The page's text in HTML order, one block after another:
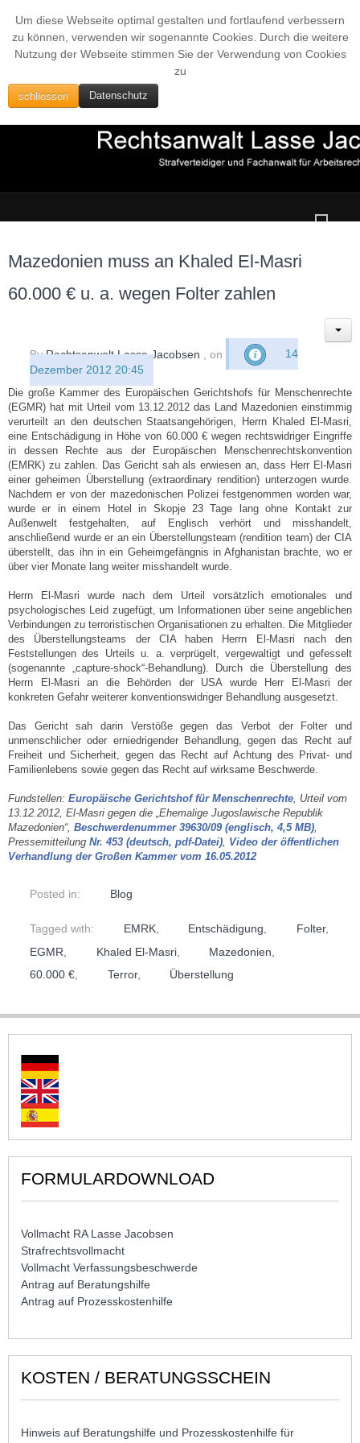
Um diese Webseite optimal gestalten und fortlaufend verbessern
zu können, verwenden wir sogenannte Cookies. Durch die weitere
Nutzung der Webseite stimmen Sie der Verwendung von Cookies
zu
schliessen Datenschutz
Mazedonien muss an Khaled El-Masri
60.000 € u. a. wegen Folter zahlen
ByRechtsanwalt Lasse Jacobsen , on
14
Dezember 2012 20:45
Die große Kammer des Europäischen Gerichtshofs für Menschenrechte
(EGMR) hat mit Urteil vom 13.12.2012 das Land Mazedonien einstimmig
verurteilt an den deutschen Staatsangehörigen, Herrn Khaled El-Masri,
eine Entschädigung in Höhe von 60.000 € wegen rechtswidriger Eingriffe
in dessen Rechte aus der Europäischen Menschenrechtskonvention
(EMRK) zu zahlen. Das Gericht sah als erwiesen an, dass Herr El-Masri
einer geheimen Überstellung (extraordinary rendition) unterzogen wurde.
Nachdem er von der mazedonischen Polizei festgenommen worden war,
wurde er in einem Hotel in Skopje 23 Tage lang ohne Kontakt zur
Außenwelt festgehalten, auf Englisch verhört und misshandelt,
anschließend wurde er an ein Überstellungsteam (rendition team) der CIA
überstellt, das ihn in ein Geheimgefängnis in Afghanistan brachte, wo er
über vier Monate lang weiter misshandelt wurde.
Herrn El-Masri wurde nach dem Urteil vorsätzlich emotionales und
psychologisches Leid zugefügt, um Informationen über seine angeblichen
Verbindungen zu terroristischen Organisationen zu erhalten. Die Mitglieder
des Überstellungsteams der CIA haben Herrn El-Masri nach den
Feststellungen des Urteils u. a. verprügelt, vergewaltigt und gefesselt
(sogenannte „capture-shock“-Behandlung). Durch die Überstellung des
Herrn El-Masri an die Behörden der USA wurde Herr El-Masri der
konkreten Gefahr weiterer konventionswidriger Behandlung ausgesetzt.
Das Gericht sah darin Verstöße gegen das Verbot der Folter und
unmenschlicher oder erniedrigender Behandlung, gegen das Recht auf
Freiheit und Sicherheit, gegen das Recht auf Achtung des Privat- und
Familienlebens sowie gegen das Recht auf wirksame Beschwerde.
Fundstellen: Europäische Gerichtshof für Menschenrechte , Urteil vom
13.12.2012, El-Masri gegen die „Ehemalige Jugoslawische Republik
Mazedonien“, Beschwerdenummer 39630/09 (englisch, 4,5 MB)
Pressemitteilung Nr. 453 (deutsch, pdf-Datei) Video der öffentlichen
Verhandlung der Großen Kammer vom 16.05.2012
Posted in: Blog
Tagged with: EMRK, Entschädigung, Folter,
EGMR
Khaled El-Masri, Mazedonien
60.000 €
Terror, Überstellung
FORMULARDOWNLOAD
Vollmacht RA Lasse Jacobsen
Strafrechtsvollmacht
Vollmacht Verfassungsbeschwerde
Antrag auf Beratungshilfe
Antrag auf Prozesskostenhilfe
KOSTEN / BERATUNGSSCHEIN
Hinweis auf Beratungshilfe und Prozesskostenhilfe für